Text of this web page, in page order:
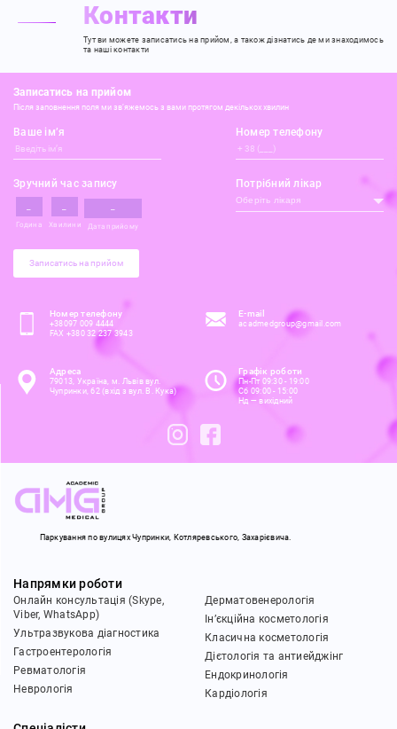
Контакти
Тут ви можете записатись на прийом,а також дізнатись де ми знаходимось
та наші контакти
Записатись на прийом
Після заповнення поля ми зв’яжемось з вами протягом декількох хвилин
Ваше ім’я Номер телефону
Зручний час запису
Година Хвилини Дата прийому
Потрібний лікар
Оберіть лікаря
Записатись на прийом
Номер телефону
+38097 009 4444
FAX +380 32 237 3943
E-mail
acadmedgroup@gmail.com
Адреса
79013, Україна, м. Львів вул.
Чупринки, 62(вхід з вул. В. Кука)
Графік роботи
Пн-Пт 09:30 - 19:00
Сб 09:00 - 15:00
Нд — вихідний
Паркування по вулицях Чупринки, Котляревського, Захарієвича.
Напрямки роботи
Онлайн консультація (Skype,
Viber, WhatsApp)
Ультразвукова діагностика
Гастроентерологія
Ревматологія
Неврологія
Дерматовенерологія
Ін’єкційна косметологія
Класична косметологія
Дієтологія та антиейджінг
Ендокринологія
Кардіологія